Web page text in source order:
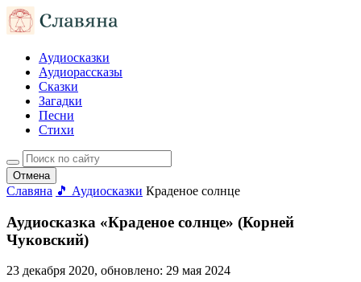
Аудиосказки
Аудиорассказы
Сказки
Загадки
Песни
Стихи
Отмена
Славяна 🎵 Аудиосказки Краденое солнце
Аудиосказка «Краденое солнце» (Корней
Чуковский)
23 декабря 2020, обновлено: 29 мая 2024